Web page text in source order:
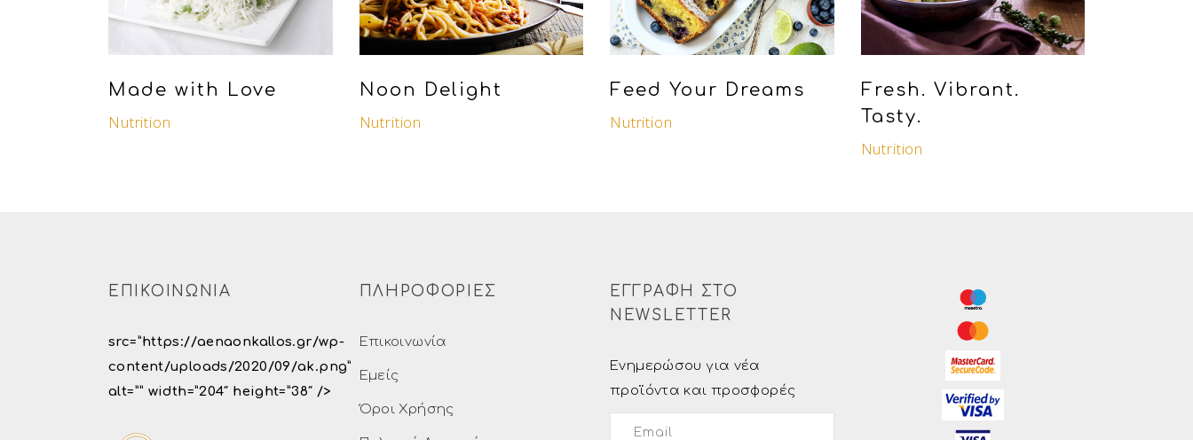
Made with Love
Nutrition
Noon Delight
Nutrition
Feed Your Dreams
Nutrition
Fresh. Vibrant.
Tasty.
Nutrition
ΕΠΙΚΟΙΝΩΝΙΑ
src=”https://aenaonkallos.gr/wp-
content/uploads/2020/09/ak.png”
alt=”” width=”204″ height=”38″ />
ΠΛΗΡΟΦΟΡΙΕΣ
Επικοινωνία
Εμείς
Όροι Χρήσης
ΕΓΓΡΑΦΗ ΣΤΟ
NEWSLETTER
Ενημερώσου για νέα
προϊόντα και προσφορές